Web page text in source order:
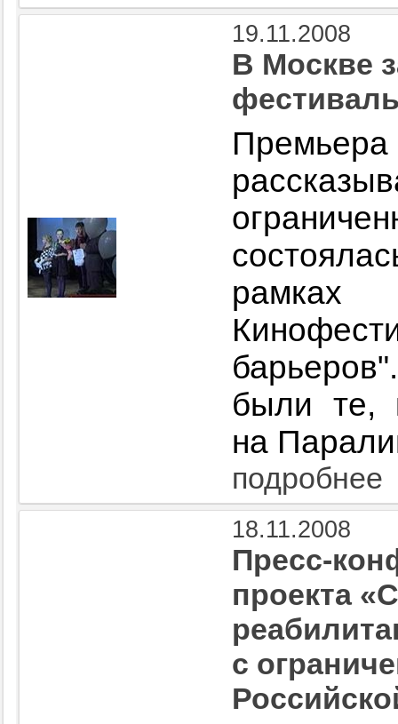
19.11.2008
В Москве
рамках
были те,
на
подробнее
18.11.2008
Пресс-
проекта
с